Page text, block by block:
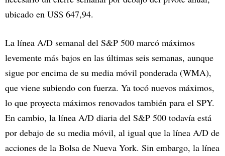
ubicado en US$ 647,94.
La línea A/D semanal del S&P 500 marcó máximos
levemente más bajos en las últimas seis semanas, aunque
sigue por encima de su media móvil ponderada (WMA),
que viene subiendo con fuerza. Ya tocó nuevos máximos,
lo que proyecta máximos renovados también para el SPY.
En cambio, la línea A/D diaria del S&P 500 todavía está
por debajo de su media móvil, al igual que la línea A/D de
acciones de la Bolsa de Nueva York. Sin embargo, la línea